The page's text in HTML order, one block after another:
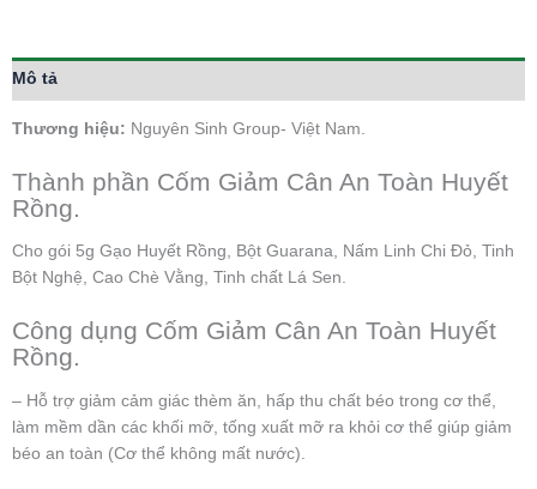
Mô tả
Thương hiệu: Nguyên Sinh Group- Việt Nam.
Thành phần Cốm Giảm Cân An Toàn Huyết
Rồng.
Cho gói 5g Gạo Huyết Rồng, Bột Guarana, Nấm Linh Chi Đỏ, Tinh
Bột Nghệ, Cao Chè Vằng, Tinh chất Lá Sen.
Công dụng Cốm Giảm Cân An Toàn Huyết
Rồng.
– Hỗ trợ giảm cảm giác thèm ăn, hấp thu chất béo trong cơ thể,
làm mềm dần các khối mỡ, tống xuất mỡ ra khỏi cơ thể giúp giảm
béo an toàn (Cơ thể không mất nước).